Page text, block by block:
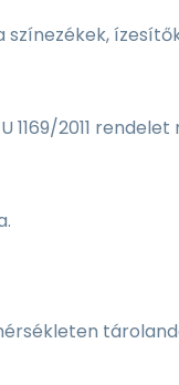
színezékek,
1169/2011